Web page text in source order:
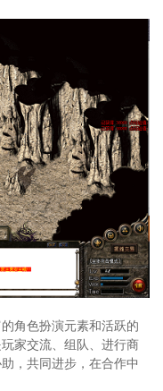
角色扮演元素和活跃的
家交流、组队、进行商
，共同进步，在合作中